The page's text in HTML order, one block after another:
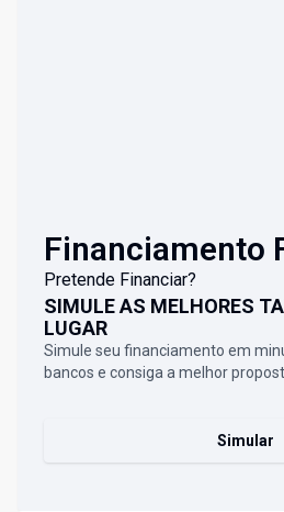
Financiamento
Pretende Financiar?
SIMULE AS MELHORES
LUGAR
Simule seu financiamento em
bancos e consiga a melhor
Simular